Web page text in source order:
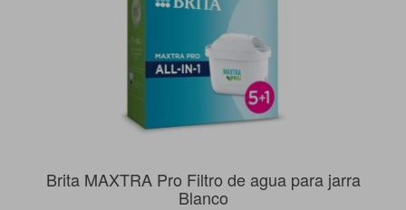
Brita MAXTRA Pro Filtro de agua para jarra
Blanco